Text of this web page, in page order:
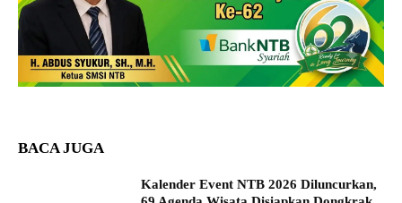
BACA JUGA
Kalender Event NTB 2026 Diluncurkan,